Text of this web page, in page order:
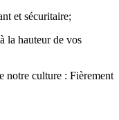
et sécuritaire;
la hauteur de vos
notre culture : Fièrement